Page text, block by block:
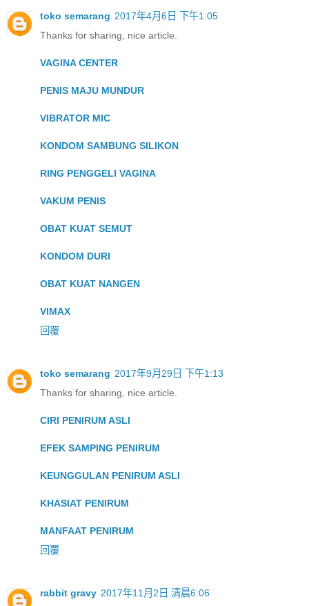
toko semarang 2017年4月6日 下午1:05
Thanks for sharing, nice article.
VAGINA CENTER
PENIS MAJU MUNDUR
VIBRATOR MIC
KONDOM SAMBUNG SILIKON
RING PENGGELI VAGINA
VAKUM PENIS
OBAT KUAT SEMUT
KONDOM DURI
OBAT KUAT NANGEN
VIMAX
回覆
toko semarang 2017年9月29日 下午1:13
Thanks for sharing, nice article.
CIRI PENIRUM ASLI
EFEK SAMPING PENIRUM
KEUNGGULAN PENIRUM ASLI
KHASIAT PENIRUM
MANFAAT PENIRUM
回覆
rabbit gravy 2017年11月2日 清晨6:06